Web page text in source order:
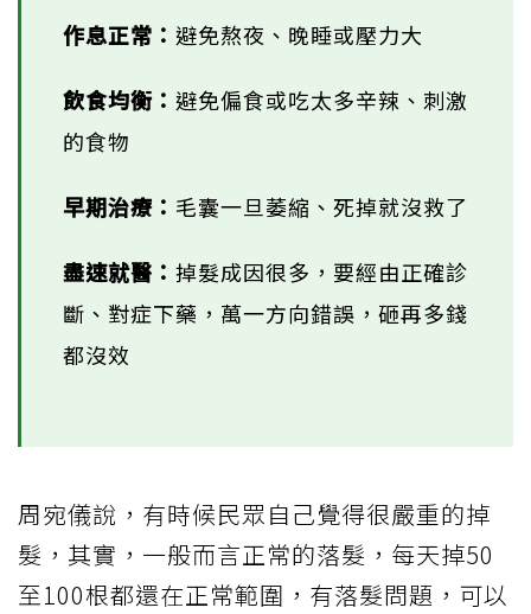
作息正常： 避免熬夜、晚睡或壓力大
飲食均衡： 避免偏食或吃太多辛辣、刺激
的食物
早期治療： 毛囊一旦萎縮、死掉就沒救了
盡速就醫： 掉髮成因很多，要經由正確診
斷、對症下藥，萬一方向錯誤，砸再多錢
都沒效
周宛儀說，有時候民眾自己覺得很嚴重的掉
髮，其實，一般而言正常的落髮，每天掉50
至100根都還在正常範圍，有落髮問題，可以